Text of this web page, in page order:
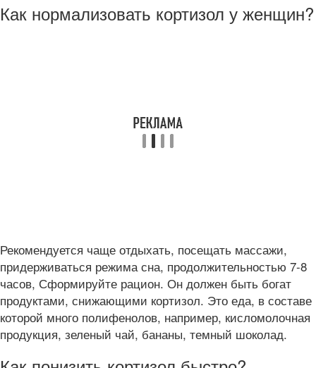
Как нормализовать кортизол у женщин?
Рекомендуется чаще отдыхать, посещать массажи,
придерживаться режима сна, продолжительностью 7-8
часов, Сформируйте рацион. Он должен быть богат
продуктами, снижающими кортизол. Это еда, в составе
которой много полифенолов, например, кисломолочная
продукция, зеленый чай, бананы, темный шоколад.